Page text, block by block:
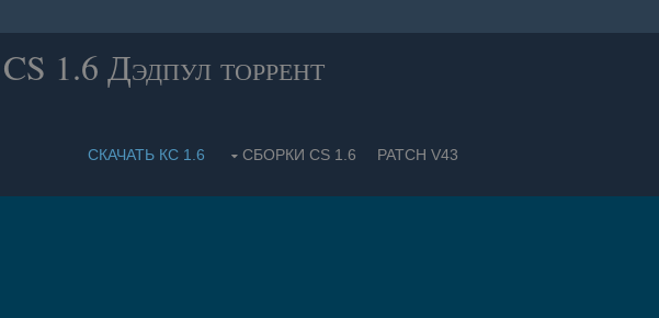
1.6 Дэдпул торрент
СКАЧАТЬ КС 1.6 СБОРКИ CS 1.6 PATCH V43